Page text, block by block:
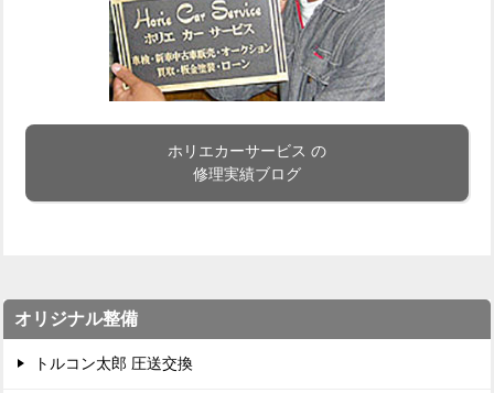
ホリエカーサービス の
修理実績ブログ
オリジナル整備
トルコン太郎 圧送交換